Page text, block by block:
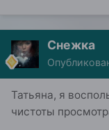
Снежка
Татьяна, я
чистоты